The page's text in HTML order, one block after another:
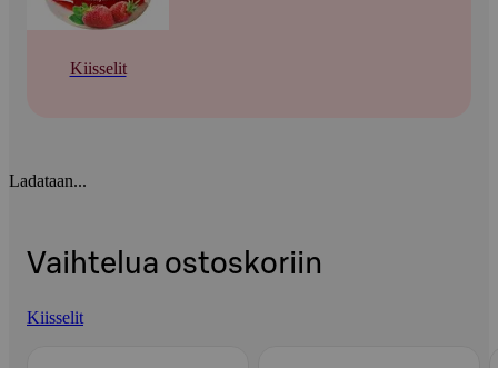
Kiisselit
Ladataan...
Vaihtelua ostoskoriin
Kiisselit